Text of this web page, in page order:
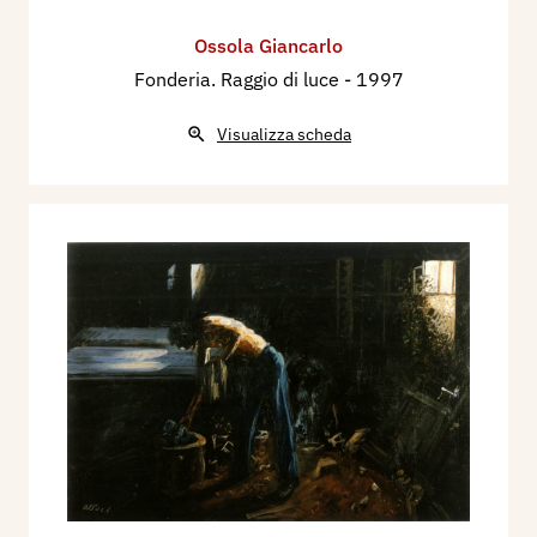
Ossola Giancarlo
Fonderia. Raggio di luce - 1997
Visualizza scheda